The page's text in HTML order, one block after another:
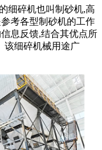
细碎机也叫制砂机,高
考各型制砂机的工作
息反馈,结合其优点所
该细碎机械用途广